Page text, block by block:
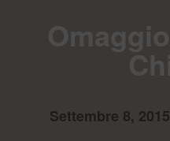
Settembre 8, 2015